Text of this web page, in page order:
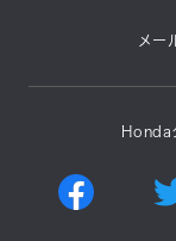
メー
Honda